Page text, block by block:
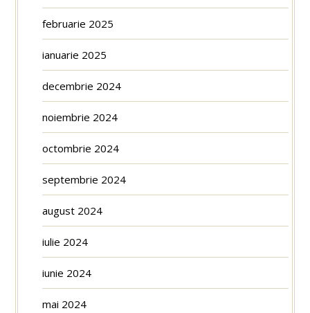
februarie 2025
ianuarie 2025
decembrie 2024
noiembrie 2024
octombrie 2024
septembrie 2024
august 2024
iulie 2024
iunie 2024
mai 2024